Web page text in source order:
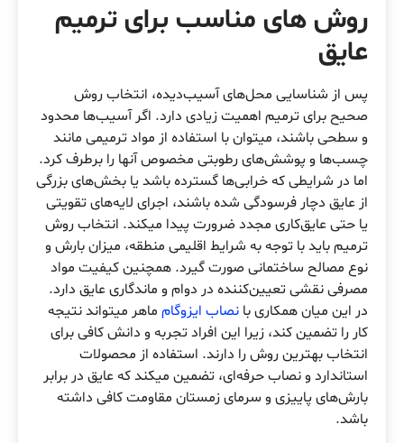
روش های مناسب برای ترمیم
عایق
پس از شناسایی محل‌های آسیب‌دیده، انتخاب روش
صحیح برای ترمیم اهمیت زیادی دارد. اگر آسیب‌ها محدود
و سطحی باشند، میتوان با استفاده از مواد ترمیمی مانند
چسب‌ها و پوشش‌های رطوبتی مخصوص آنها را برطرف کرد.
اما در شرایطی که خرابی‌ها گسترده باشد یا بخش‌های بزرگی
از عایق دچار فرسودگی شده باشند، اجرای لایه‌های تقویتی
یا حتی عایق‌کاری مجدد ضرورت پیدا میکند. انتخاب روش
ترمیم باید با توجه به شرایط اقلیمی منطقه، میزان بارش و
نوع مصالح ساختمانی صورت گیرد. همچنین کیفیت مواد
مصرفی نقشی تعیین‌کننده در دوام و ماندگاری عایق دارد.
در این میان همکاری با نصاب ایزوگام ماهر میتواند نتیجه
کار را تضمین کند، زیرا این افراد تجربه و دانش کافی برای
انتخاب بهترین روش را دارند. استفاده از محصولات
استاندارد و نصاب حرفه‌ای، تضمین میکند که عایق در برابر
بارش‌های پاییزی و سرمای زمستان مقاومت کافی داشته
باشد.